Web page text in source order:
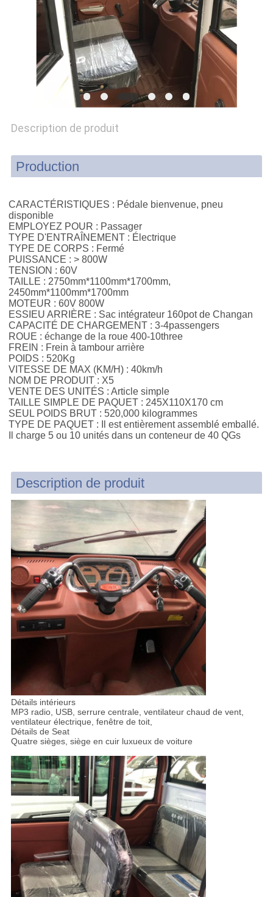
DEMANDEZ
CITATION
PLAN
SITE
PRIVACY
POLICY
Description de produit
Production
CARACTÉRISTIQUES : Pédale bienvenue, pneu
disponible
EMPLOYEZ POUR : Passager
TYPE D'ENTRAÎNEMENT : Électrique
TYPE DE CORPS : Fermé
PUISSANCE : > 800W
TENSION : 60V
TAILLE : 2750mm*1100mm*1700mm,
2450mm*1100mm*1700mm
MOTEUR : 60V 800W
ESSIEU ARRIÈRE : Sac intégrateur 160pot de Changan
CAPACITÉ DE CHARGEMENT : 3-4passengers
ROUE : échange de la roue 400-10three
FREIN : Frein à tambour arrière
POIDS : 520Kg
VITESSE DE MAX (KM/H) : 40km/h
NOM DE PRODUIT : X5
VENTE DES UNITÉS : Article simple
TAILLE SIMPLE DE PAQUET : 245X110X170 cm
SEUL POIDS BRUT : 520,000 kilogrammes
TYPE DE PAQUET : Il est entièrement assemblé emballé.
Il charge 5 ou 10 unités dans un conteneur de 40 QGs
Description de produit
Détails intérieurs
MP3 radio, USB, serrure centrale, ventilateur chaud de vent,
ventilateur électrique, fenêtre de toit,
Détails de Seat
Quatre sièges, siège en cuir luxueux de voiture